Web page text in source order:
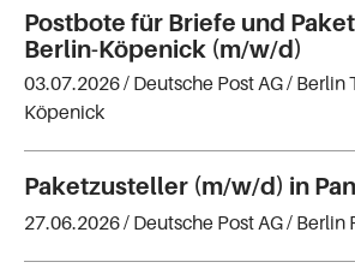
Postbote für Briefe und
Berlin-Köpenick (m/w/d)
03.07.2026 / Deutsche Post AG/ Berlin
Köpenick
Paketzusteller (m/w/d) in
27.06.2026 / Deutsche Post AG/ Berlin